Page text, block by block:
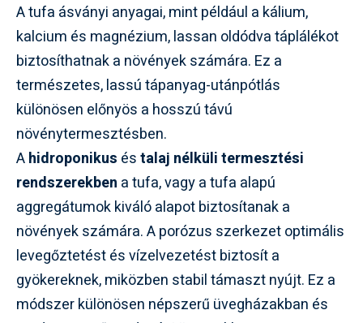
A tufa ásványi anyagai, mint például a kálium,
kalcium és magnézium, lassan oldódva táplálékot
biztosíthatnak a növények számára. Ez a
természetes, lassú tápanyag-utánpótlás
különösen előnyös a hosszú távú
növénytermesztésben.
Ahidroponikus éstalaj nélküli termesztési
rendszerekben a tufa, vagy a tufa alapú
aggregátumok kiváló alapot biztosítanak a
növények számára. A porózus szerkezet optimális
levegőztetést és vízelvezetést biztosít a
gyökereknek, miközben stabil támaszt nyújt. Ez a
módszer különösen népszerű üvegházakban és